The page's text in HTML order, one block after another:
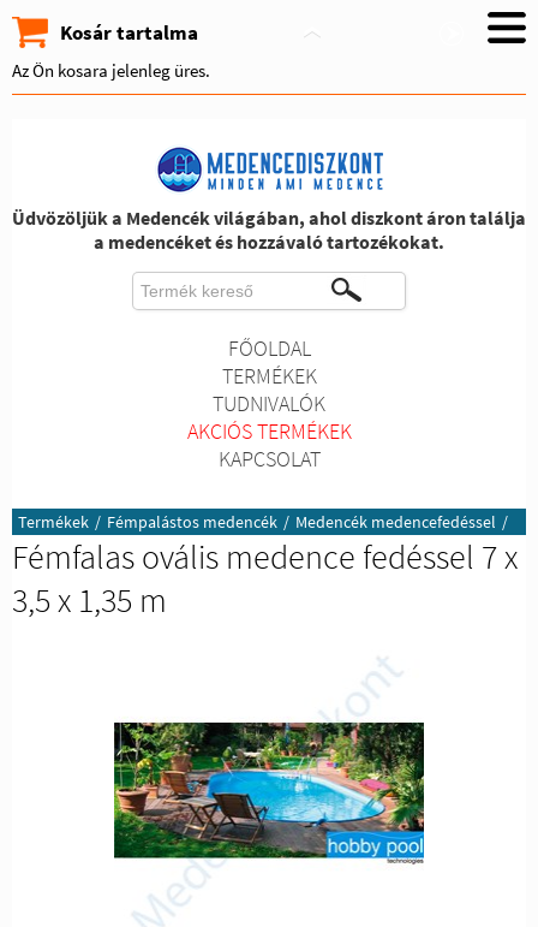
Kosár tartalma
Az Ön kosara jelenleg üres.
Üdvözöljük a Medencék világában, ahol diszkont áron találja
a medencéket és hozzávaló tartozékokat.
FŐOLDAL
TERMÉKEK
TUDNIVALÓK
AKCIÓS TERMÉKEK
KAPCSOLAT
Termékek / Fémpalástos medencék / Medencék medencefedéssel /
Fémfalas ovális medence fedéssel 7 x
3,5 x 1,35 m